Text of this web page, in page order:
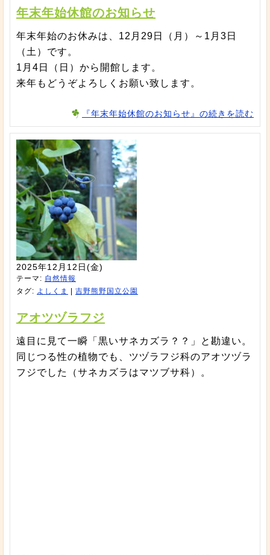
年末年始休館のお知らせ
年末年始のお休みは、12月29日（月）～1月3日
（土）です。
1月4日（日）から開館します。
来年もどうぞよろしくお願い致します。
『年末年始休館のお知らせ』の続きを読む
2025年12月12日(金)
テーマ: 自然情報
タグ: よしくま 吉野熊野国立公園
アオツヅラフジ
遠目に見て一瞬「黒いサネカズラ？？」と勘違い。
同じつる性の植物でも、ツヅラフジ科のアオツヅラ
フジでした（サネカズラはマツブサ科）。